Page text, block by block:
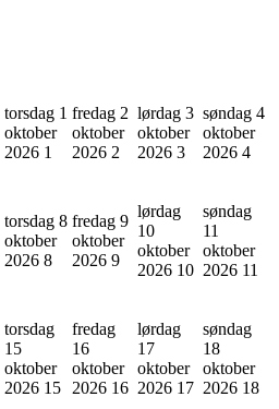
torsdag 1
oktober
2026 1
fredag 2
oktober
2026 2
lørdag 3
oktober
2026 3
søndag 4
oktober
2026 4
torsdag 8
oktober
2026 8
fredag 9
oktober
2026 9
lørdag
10
oktober
2026 10
søndag
11
oktober
2026 11
torsdag
15
oktober
2026 15
fredag
16
oktober
2026 16
lørdag
17
oktober
2026 17
søndag
18
oktober
2026 18